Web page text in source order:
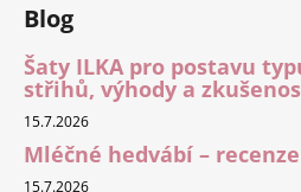
Blog
Šaty ILKA pro postavu
střihů, výhody a
15.7.2026
Mléčné hedvábí –
15.7.2026